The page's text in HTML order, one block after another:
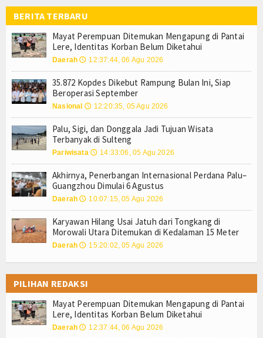
Tokoh
Ceramah
Index Berita
Video
Gallery
Agenda
Forum
Register
Login
Resmi, Harga Pertamax hingga Pertamax Turbo
Pemprov Sulteng Sesalkan Pencabutan Status
Mayat Perempuan Ditemukan Mengapung di
Karyawan Hilang Usai Jatuh dari Tongkang di
Palu, Sigi, dan Donggala Jadi Tujuan Wisata
Suka Rekam Orang Tanpa Izin Buat Konten?
Masa Transisi Darurat Gempa Sigi Resmi
Pemprov Sulteng Resmi Layangkan Surat
Resmi, Harga Pertamax hingga Pertamax Turbo
Pemprov Sulteng Sesalkan Pencabutan Status
Karyawan Hilang Usai Jatuh dari Tongkang di
Palu, Sigi, dan Donggala Jadi Tujuan Wisata
Akhirnya, Penerbangan Internasional Perdana
BERITA TERBARU
Mayat Perempuan Ditemukan Mengapung di Pantai
Lere, Identitas Korban Belum Diketahui
Daerah 🕔 12:37:44, 06 Agu 2026
35.872 Kopdes Dikebut Rampung Bulan Ini, Siap
Beroperasi September
Nasional 🕔 12:20:35, 05 Agu 2026
Palu, Sigi, dan Donggala Jadi Tujuan Wisata
Terbanyak di Sulteng
Pariwisata 🕔 14:33:06, 05 Agu 2026
Akhirnya, Penerbangan Internasional Perdana Palu–
Guangzhou Dimulai 6 Agustus
Daerah 🕔 10:07:15, 05 Agu 2026
Karyawan Hilang Usai Jatuh dari Tongkang di
Morowali Utara Ditemukan di Kedalaman 15 Meter
Daerah 🕔 15:20:02, 05 Agu 2026
PILIHAN REDAKSI
Mayat Perempuan Ditemukan Mengapung di Pantai
Lere, Identitas Korban Belum Diketahui
Daerah 🕔 12:37:44, 06 Agu 2026